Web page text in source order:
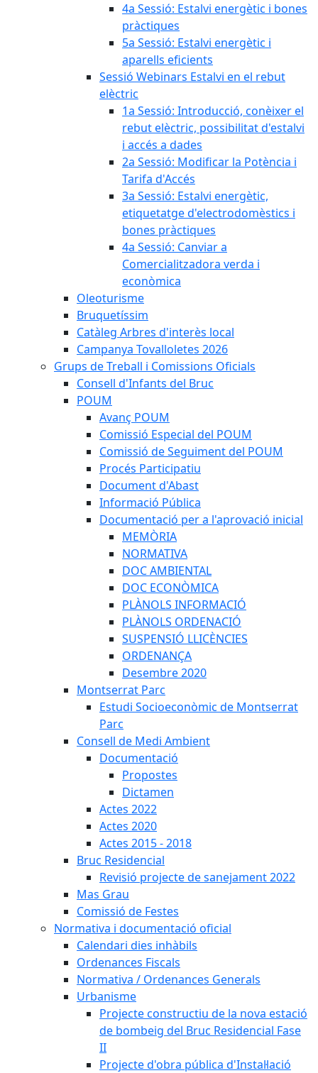
4a Sessió: Estalvi energètic i bones
pràctiques
5a Sessió: Estalvi energètic i
aparells eficients
Sessió Webinars Estalvi en el rebut
elèctric
1a Sessió: Introducció, conèixer el
rebut elèctric, possibilitat d'estalvi
i accés a dades
2a Sessió: Modificar la Potència i
Tarifa d'Accés
3a Sessió: Estalvi energètic,
etiquetatge d'electrodomèstics i
bones pràctiques
4a Sessió: Canviar a
Comercialitzadora verda i
econòmica
Oleoturisme
Bruquetíssim
Catàleg Arbres d'interès local
Campanya Tovalloletes 2026
Grups de Treball i Comissions Oficials
Consell d'Infants del Bruc
POUM
Avanç POUM
Comissió Especial del POUM
Comissió de Seguiment del POUM
Procés Participatiu
Document d'Abast
Informació Pública
Documentació per a l'aprovació inicial
MEMÒRIA
NORMATIVA
DOC AMBIENTAL
DOC ECONÒMICA
PLÀNOLS INFORMACIÓ
PLÀNOLS ORDENACIÓ
SUSPENSIÓ LLICÈNCIES
ORDENANÇA
Desembre 2020
Montserrat Parc
Estudi Socioeconòmic de Montserrat
Parc
Consell de Medi Ambient
Documentació
Propostes
Dictamen
Actes 2022
Actes 2020
Actes 2015 - 2018
Bruc Residencial
Revisió projecte de sanejament 2022
Mas Grau
Comissió de Festes
Normativa i documentació oficial
Calendari dies inhàbils
Ordenances Fiscals
Normativa / Ordenances Generals
Urbanisme
Projecte constructiu de la nova estació
de bombeig del Bruc Residencial Fase
II
Projecte d'obra pública d'Instal·lació